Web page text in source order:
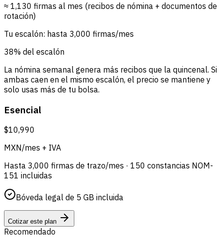
≈ 1,130 firmas al mes (recibos de nómina + documentos de
rotación)
Tu escalón: hasta 3,000 firmas/mes
38% del escalón
La nómina semanal genera más recibos que la quincenal. Si
ambas caen en el mismo escalón, el precio se mantiene y
solo usas más de tu bolsa.
Esencial
$10,990
MXN/mes + IVA
Hasta 3,000 firmas de trazo/mes · 150 constancias NOM-
151 incluidas
Bóveda legal de 5 GB incluida
Cotizar este plan
Recomendado